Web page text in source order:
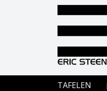
TAFELEN